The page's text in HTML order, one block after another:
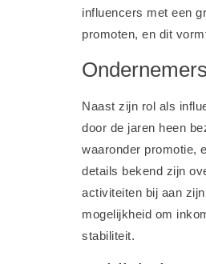
influencers met een
promoten, en dit
Naast zijn rol als
door de jaren heen
waaronder promotie,
details bekend zijn
activiteiten bij aan
mogelijkheid om
stabiliteit.